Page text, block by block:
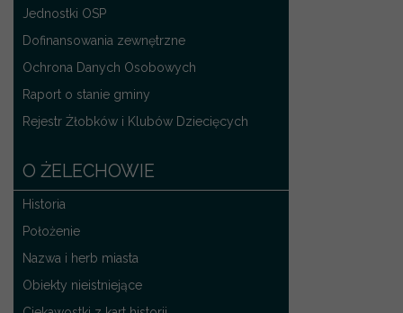
Jednostki OSP
Dofinansowania zewnętrzne
Ochrona Danych Osobowych
Raport o stanie gminy
Rejestr Żłobków i Klubów Dziecięcych
O ŻELECHOWIE
Historia
Położenie
Nazwa i herb miasta
Obiekty nieistniejące